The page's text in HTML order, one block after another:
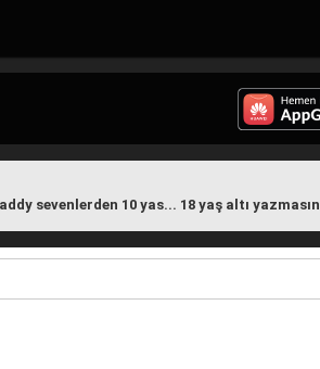
sevenlerden 10 yas... 18 yaş altı yazmasın